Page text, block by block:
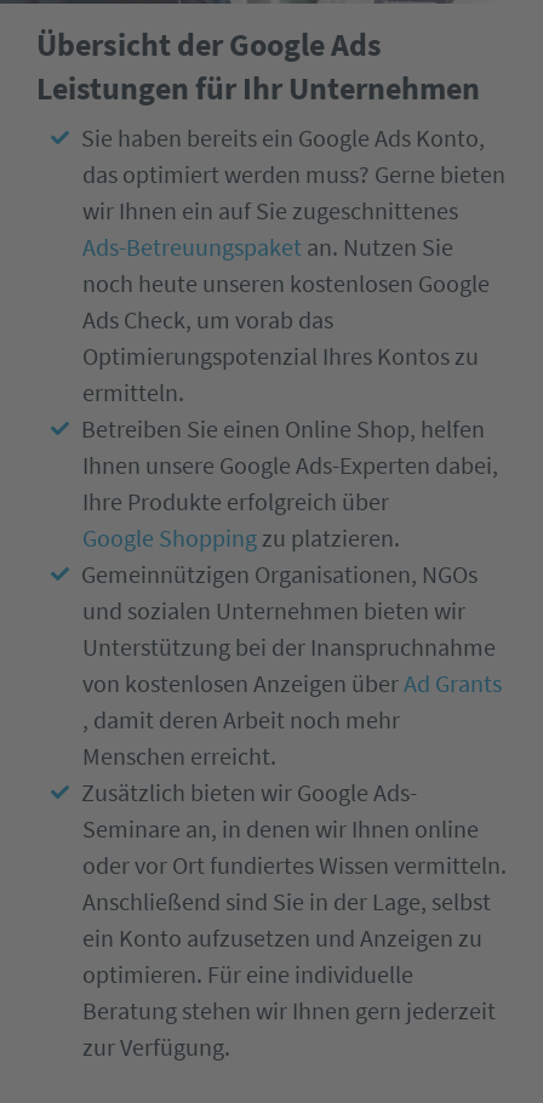
Übersicht der Google Ads
Leistungen für Ihr Unternehmen
Sie haben bereits ein Google Ads Konto,
das optimiert werden muss? Gerne bieten
wir Ihnen ein auf Sie zugeschnittenes
Ads-Betreuungspaket an. Nutzen Sie
noch heute unseren kostenlosen Google
Ads Check, um vorab das
Optimierungspotenzial Ihres Kontos zu
ermitteln.
Betreiben Sie einen Online Shop, helfen
Ihnen unsere Google Ads-Experten dabei,
Ihre Produkte erfolgreich über
Google Shoppingzu platzieren.
Gemeinnützigen Organisationen, NGOs
und sozialen Unternehmen bieten wir
Unterstützung bei der Inanspruchnahme
von kostenlosen Anzeigen überAd Grants
, damit deren Arbeit noch mehr
Menschen erreicht.
Zusätzlich bieten wir Google Ads-
Seminare an, in denen wir Ihnen online
oder vor Ort fundiertes Wissen vermitteln.
Anschließend sind Sie in der Lage, selbst
ein Konto aufzusetzen und Anzeigen zu
optimieren. Für eine individuelle
Beratung stehen wir Ihnen gern jederzeit
zur Verfügung.